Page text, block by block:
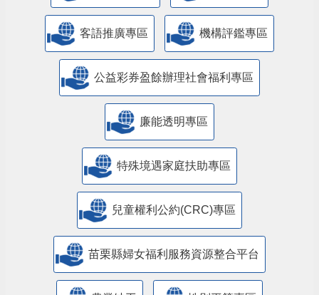
客語推廣專區 機構評鑑專區
公益彩券盈餘辦理社會福利專區
廉能透明專區
特殊境遇家庭扶助專區
兒童權利公約(CRC)專區
苗栗縣婦女福利服務資源整合平台